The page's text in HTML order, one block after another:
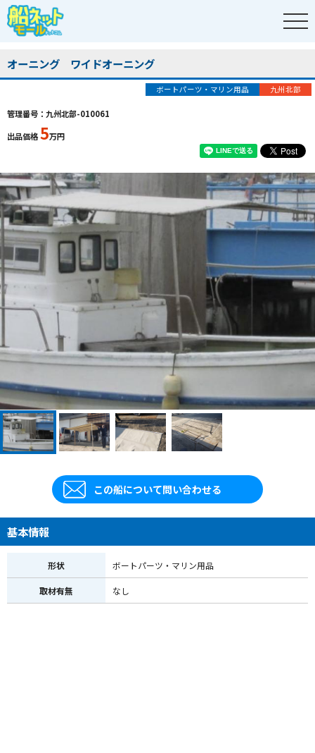
オーニング ワイドオーニング
ボートパーツ・マリン用品 九州北部
管理番号：九州北部-010061
出品価格5万円
この船について問い合わせる
基本情報
形状 ボートパーツ・マリン用品
取材有無 なし